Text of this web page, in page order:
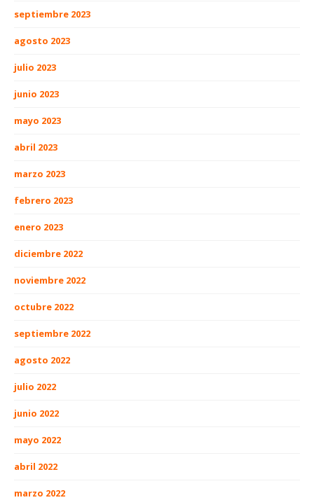
septiembre 2023
agosto 2023
julio 2023
junio 2023
mayo 2023
abril 2023
marzo 2023
febrero 2023
enero 2023
diciembre 2022
noviembre 2022
octubre 2022
septiembre 2022
agosto 2022
julio 2022
junio 2022
mayo 2022
abril 2022
marzo 2022